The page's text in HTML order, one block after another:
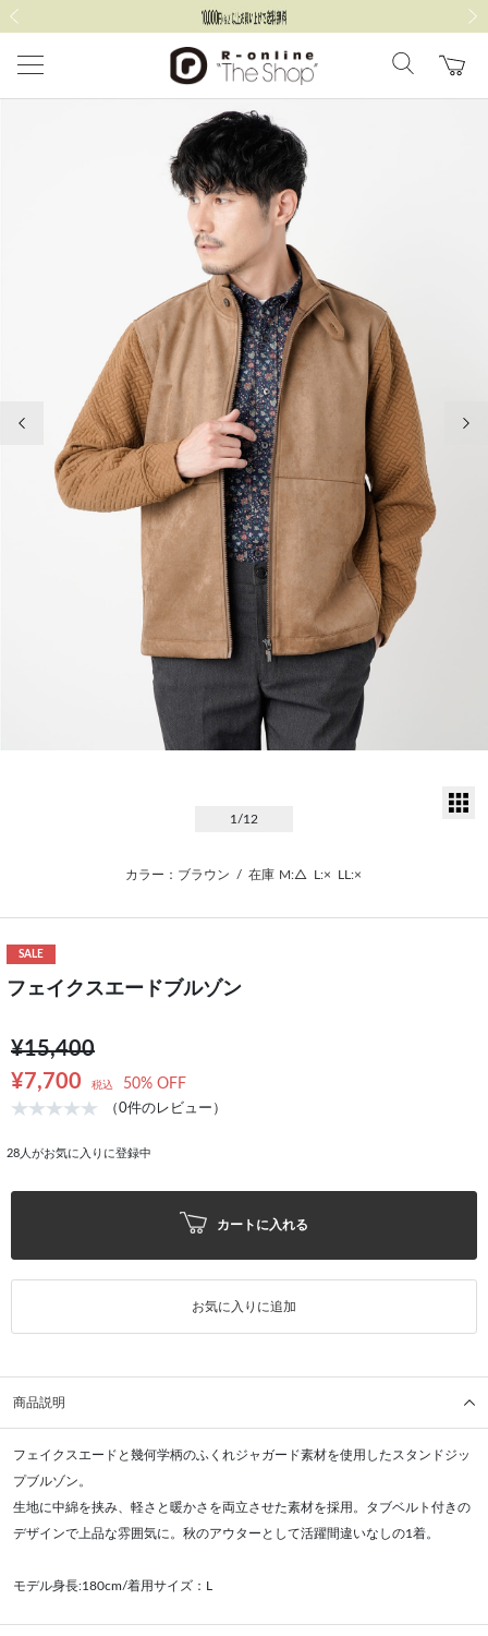
1 /12
カラー：ブラウン / 在庫 M:△ L:× LL:×
SALE
フェイクスエードブルゾン
¥15,400
¥7,700
税込 50% OFF
（0件のレビュー）
28 人がお気に入りに登録中
カートに入れる
お気に入りに追加
商品説明
フェイクスエードと幾何学柄のふくれジャガード素材を使用したスタンドジッ
プブルゾン。
生地に中綿を挟み、軽さと暖かさを両立させた素材を採用。タブベルト付きの
デザインで上品な雰囲気に。秋のアウターとして活躍間違いなしの1着。
モデル身長:180cm/着用サイズ：L